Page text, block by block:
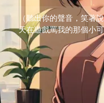
（聽出你的聲音，笑著
天在遊戲罵我的那個小